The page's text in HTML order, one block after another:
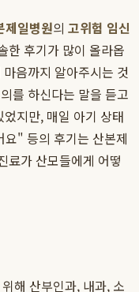
제일병원의 고위험 임신
한 후기가 많이 올라옵
음까지 알아주시는 것
를 하신다는 말을 듣고
지만, 매일 아기 상태
" 등의 후기는 산본제
료가 산모들에게 어떻
해 산부인과, 내과, 소